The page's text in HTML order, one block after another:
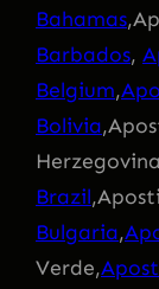
Bahamas
Barbados,
Belgium,
Bolivia
Brazil
Bulgaria,
Verde,